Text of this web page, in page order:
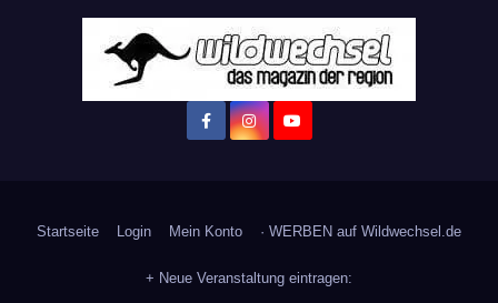
Startseite Login Mein Konto · WERBEN auf Wildwechsel.de
+ Neue Veranstaltung eintragen: